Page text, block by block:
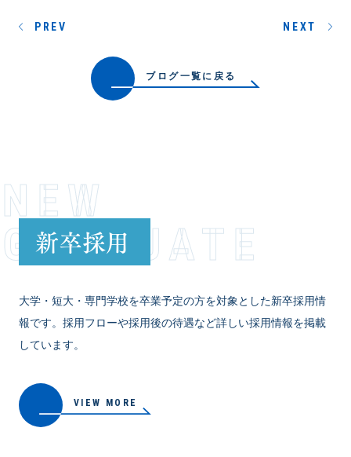
ブログ一覧に戻る
PREV NEXT
NEW
GRADUATE
新卒採用
大学・短大・専門学校を卒業予定の方を対象とした新卒採用情
報です。採用フローや採用後の待遇など詳しい採用情報を掲載
しています。
VIEW MORE